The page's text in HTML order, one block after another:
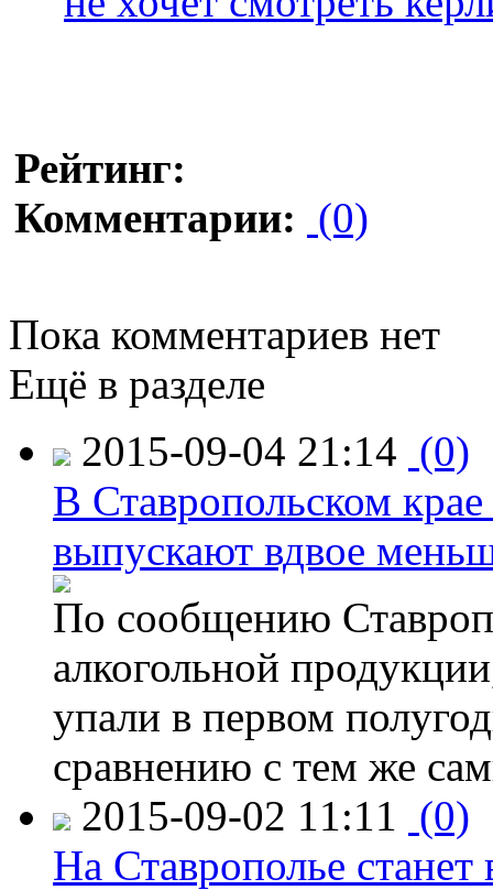
Рейтинг:
Комментарии: (0)
Пока комментариев нет
Ещё в разделе
2015-09-04 21:14 (0)
В Ставропольском
выпускают вдвое
По сообщению
алкогольной
упали в первом
сравнению с тем же
2015-09-02 11:11 (0)
На Ставрополье